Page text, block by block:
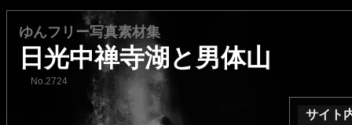
ゆんフリー写真素材集
日光中禅寺湖と男体山
No.2724
サイト